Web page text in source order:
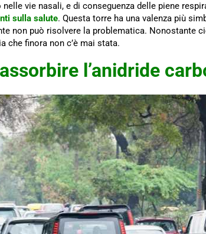
vie nasali, e di conseguenza delle piene
sulla salute. Questa torre ha una valenza più
non può risolvere la problematica. Nonostante
che finora non c’è mai stata.
l’anidride